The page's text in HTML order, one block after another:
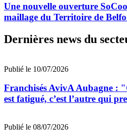
Une nouvelle ouverture
maillage du Territoire de
Dernières news du
Publié le 10/07/2026
Franchisés AvivA Aubagne :
est fatigué, c’est l’autre qui
Publié le 08/07/2026